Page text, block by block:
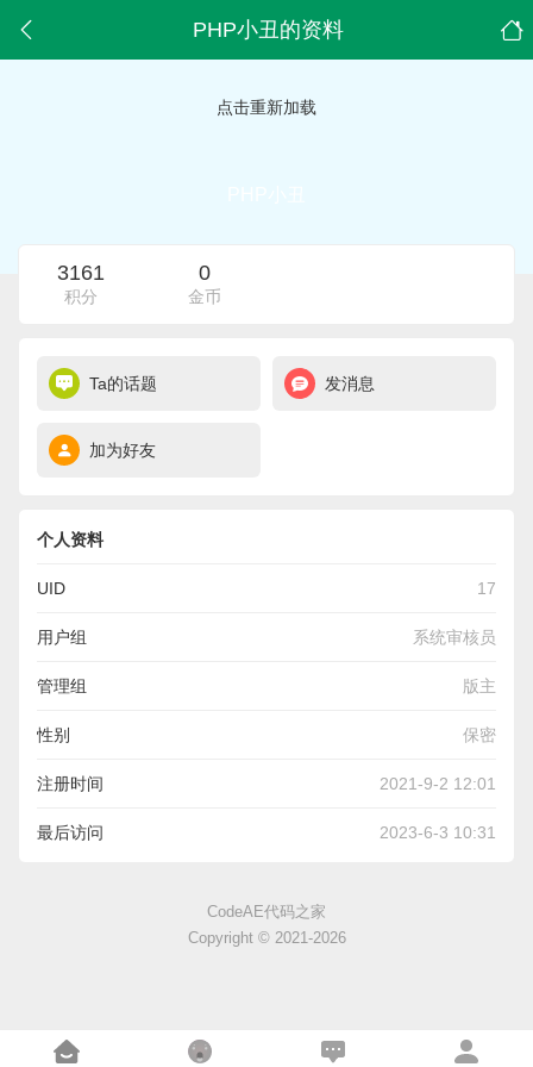
PHP小丑的资料
点击重新加载
3161
积分
0
金币
Ta的话题 发消息
加为好友
个人资料
UID 17
用户组 系统审核员
管理组 版主
性别 保密
注册时间 2021-9-2 12:01
最后访问 2023-6-3 10:31
CodeAE代码之家
Copyright © 2021-2026